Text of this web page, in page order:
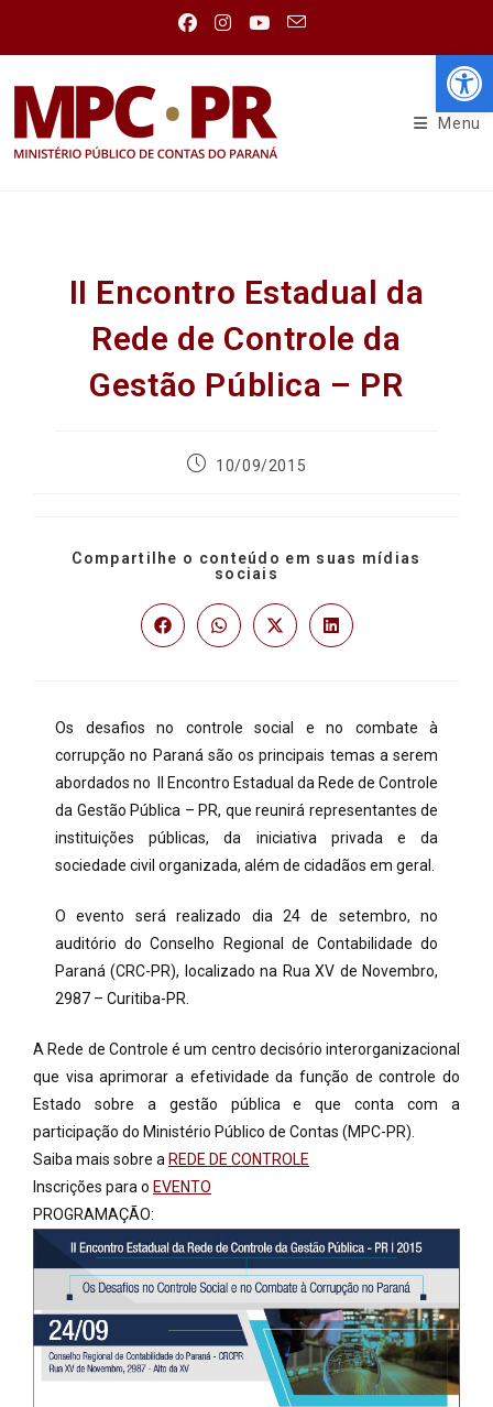
Menu
II Encontro Estadual da
Rede de Controle da
Gestão Pública – PR
10/09/2015
Compartilhe o conteúdo em suas mídias
sociais
Os desafios no controle social e no combate à
corrupção no Paraná são os principais temas a serem
abordados no II Encontro Estadual da Rede de Controle
da Gestão Pública – PR, que reunirá representantes de
instituições públicas, da iniciativa privada e da
sociedade civil organizada, além de cidadãos em geral.
O evento será realizado dia 24 de setembro, no
auditório do Conselho Regional de Contabilidade do
Paraná (CRC-PR), localizado na Rua XV de Novembro,
2987 – Curitiba-PR.
A Rede de Controle é um centro decisório interorganizacional
que visa aprimorar a efetividade da função de controle do
Estado sobre a gestão pública e que conta com a
participação do Ministério Público de Contas (MPC-PR).
Saiba mais sobre a REDE DE CONTROLE
Inscrições para o EVENTO
PROGRAMAÇÃO: